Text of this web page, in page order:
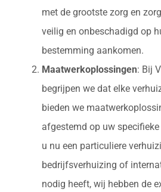
met de grootste zorg en
veilig en onbeschadigd op
bestemming aankomen.
Maatwerkoplossingen: Bij
begrijpen we dat elke
bieden we
afgestemd op uw
u nu een particuliere
bedrijfsverhuizing of
nodig heeft, wij hebben de